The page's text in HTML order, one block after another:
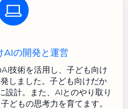
AIの開発と運営
技術を活用し、子ども向け
しました。子ども向けだか
設計。また、AIとのやり取り
どもの思考力を育てます。